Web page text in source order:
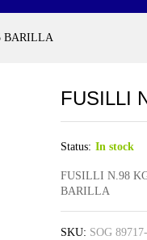
BARILLA
FUSILLI
Status: In stock
FUSILLI N.98
BARILLA
SKU: SOG